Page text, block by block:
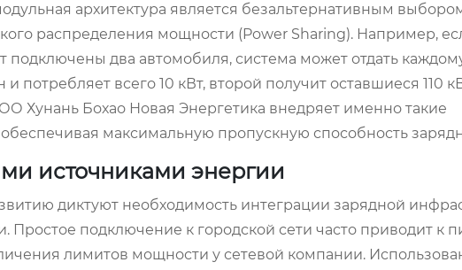
архитектура является безальтернативным
распределения мощности (Power Sharing). Например,
подключены два автомобиля, система может отдать
потребляет всего 10 кВт, второй получит оставшиеся 110
Хунань Бохао Новая Энергетика внедряет именно такие
максимальную пропускную способность
источниками энергии
диктуют необходимость интеграции зарядной
подключение к городской сети часто приводит к
лимитов мощности у сетевой компании.